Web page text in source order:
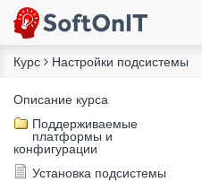
Курс Настройки подсистемы
Описание курса
Поддерживаемые
платформы и
конфигурации
Установка подсистемы